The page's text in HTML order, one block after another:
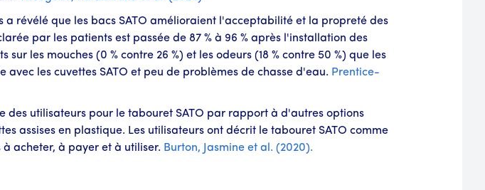
a révélé que les bacs SATO amélioraient l'acceptabilité et la propreté des
par les patients est passée de 87 % à 96 % après l'installation des
les mouches (0 % contre 26 %) et les odeurs (18 % contre 50 %) que les
les cuvettes SATO et peu de problèmes de chasse d'eau. Prentice-
des utilisateurs pour le tabouret SATO par rapport à d'autres options
assises en plastique. Les utilisateurs ont décrit le tabouret SATO comme
acheter, à payer et à utiliser. Burton, Jasmine et al. (2020).